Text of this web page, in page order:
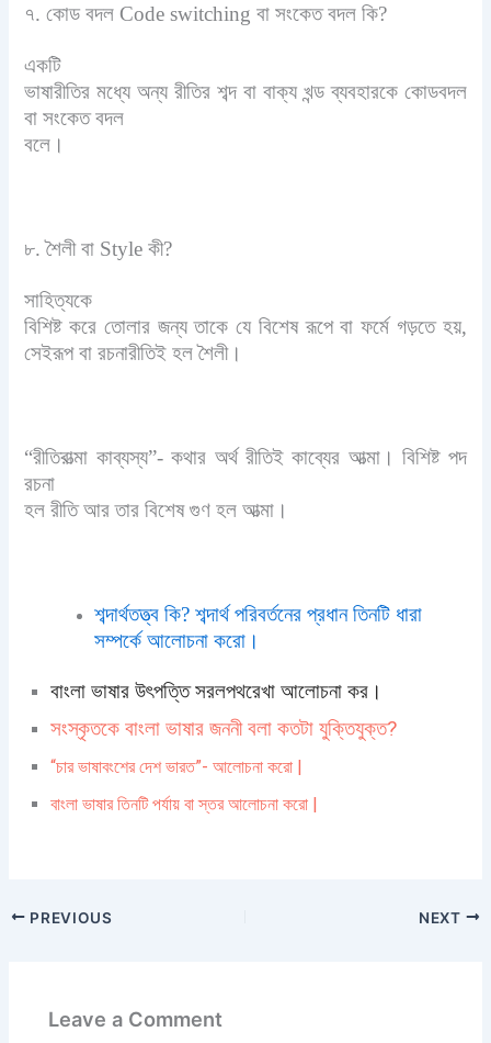
৭. কোড বদলCode switchingবা সংকেত বদল কি?
একটি
ভাষারীতির মধ্যে অন্য রীতির শব্দ বা বাক্য খন্ড ব্যবহারকে কোডবদল
বা সংকেত বদল
বলে।
৮. শৈলী বা Styleকী?
সাহিত্যকে
বিশিষ্ট করে তোলার জন্য তাকে যে বিশেষ রূপে বা ফর্মে গড়তে হয়,
সেইরূপ বা রচনারীতিই হল শৈলী।
“রীতিরাত্মা কাব্যস্য”- কথার অর্থ রীতিই কাব্যের আত্মা। বিশিষ্ট পদ
রচনা
হল রীতি আর তার বিশেষ গুণ হল আত্মা।
শব্দার্থতত্ত্ব কি? শব্দার্থ পরিবর্তনের প্রধান তিনটি ধারা
সম্পর্কে আলোচনা করো।
বাংলা ভাষার উৎপত্তি সরলপথরেখা আলোচনা কর।
সংস্কৃতকে বাংলা ভাষার জননী বলা কতটা যুক্তিযুক্ত?
“চার ভাষাবংশের দেশ ভারত”- আলোচনা করো |
বাংলা ভাষার তিনটি পর্যায় বা স্তর আলোচনা করো |
PREVIOUS NEXT
Leave a Comment